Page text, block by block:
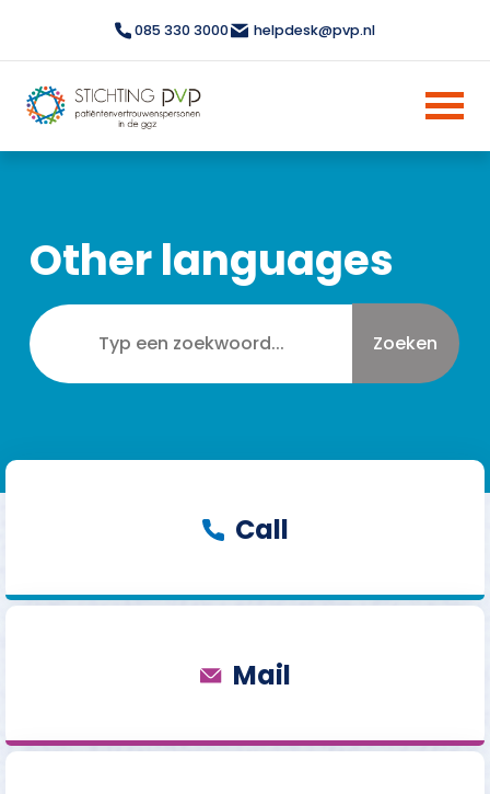
085 330 3000 helpdesk@pvp.nl
Other languages
Zoeken
Call
Mail